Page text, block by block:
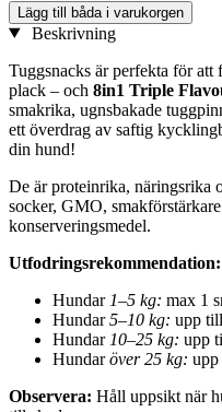
Lägg till båda i varukorgen
Beskrivning
Tuggsnacks är perfekta för att
plack – och 8in1 Triple
smakrika, ugnsbakade
ett överdrag av saftig
din hund!
De är proteinrika, näringsrika
socker, GMO,
konserveringsmedel.
Utfodringsrekommendation:
Hundar 1–5 kg: max 1
Hundar5–10 kg: upp
Hundar 10–25 kg: upp
Hundaröver 25 kg: upp
Observera: Håll uppsikt när